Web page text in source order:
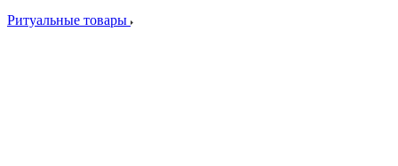
Ритуальные товары